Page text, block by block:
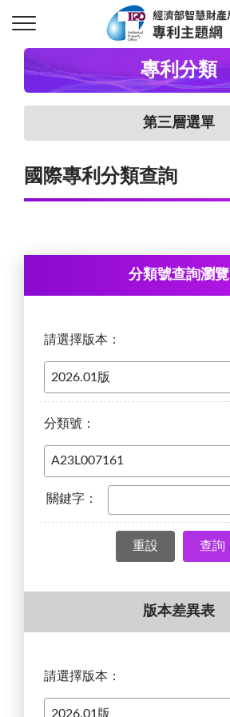
專利分類
第三層選單
國際專利分類查詢
分類號查詢瀏覽
請選擇版本：
分類號：
關鍵字：
查詢
版本差異表
請選擇版本：